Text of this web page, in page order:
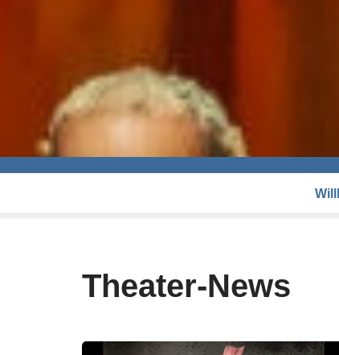
Theater-News